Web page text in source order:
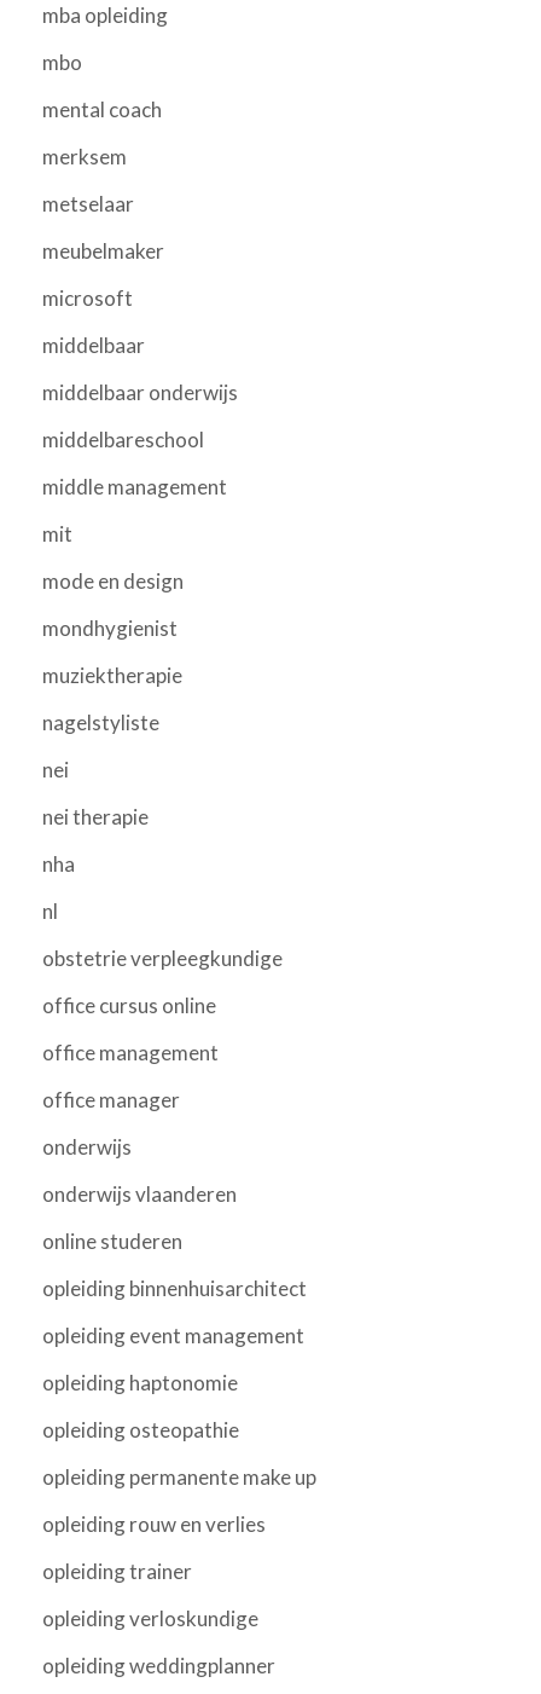
mba opleiding
mbo
mental coach
merksem
metselaar
meubelmaker
microsoft
middelbaar
middelbaar onderwijs
middelbareschool
middle management
mit
mode en design
mondhygienist
muziektherapie
nagelstyliste
nei
nei therapie
nha
nl
obstetrie verpleegkundige
office cursus online
office management
office manager
onderwijs
onderwijs vlaanderen
online studeren
opleiding binnenhuisarchitect
opleiding event management
opleiding haptonomie
opleiding osteopathie
opleiding permanente make up
opleiding rouw en verlies
opleiding trainer
opleiding verloskundige
opleiding weddingplanner